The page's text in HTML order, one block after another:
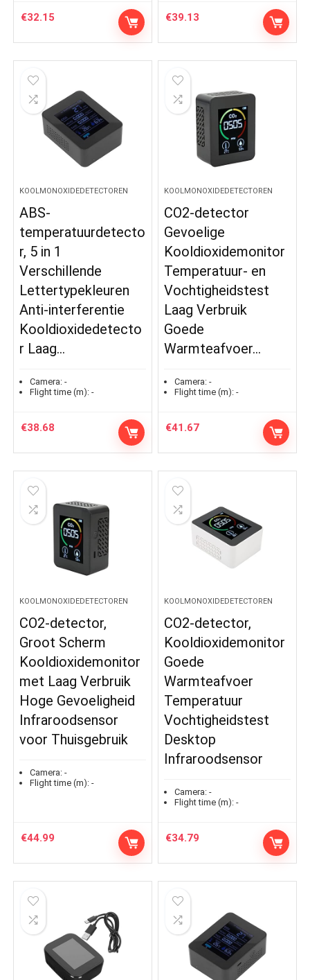
€32.15 €39.13
KOOLMONOXIDEDETECTOREN
ABS-
temperatuurdetecto
r, 5 in 1
Verschillende
Lettertypekleuren
Anti-interferentie
Kooldioxidedetecto
r Laag…
Camera: -
Flight time (m): -
€38.68
KOOLMONOXIDEDETECTOREN
CO2-detector
Gevoelige
Kooldioxidemonitor
Temperatuur- en
Vochtigheidstest
Laag Verbruik
Goede
Warmteafvoer…
Camera: -
Flight time (m): -
€41.67
KOOLMONOXIDEDETECTOREN
CO2-detector,
Groot Scherm
Kooldioxidemonitor
met Laag Verbruik
Hoge Gevoeligheid
Infraroodsensor
voor Thuisgebruik
Camera: -
Flight time (m): -
€44.99
KOOLMONOXIDEDETECTOREN
CO2-detector,
Kooldioxidemonitor
Goede
Warmteafvoer
Temperatuur
Vochtigheidstest
Desktop
Infraroodsensor
Camera: -
Flight time (m): -
€34.79